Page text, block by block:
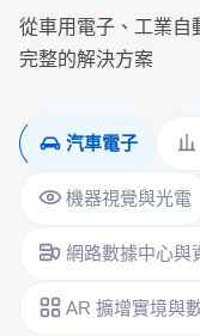
從車用電子、工業自
完整的解決方案
汽車電子
機器視覺與光電
網路數據中心與
AR 擴增實境與